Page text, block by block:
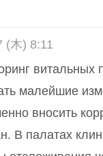
(木) 8:11
витальных
малейшие
вносить
В палатах